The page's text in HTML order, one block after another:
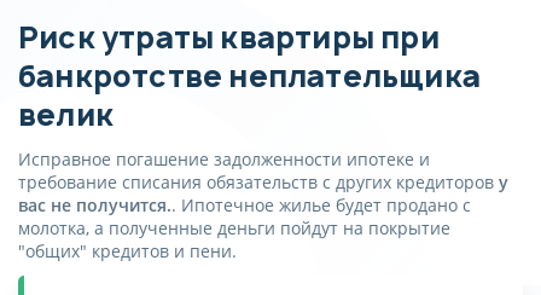
Риск утраты квартиры при
банкротстве неплательщика
велик
Исправное погашение задолженности ипотеке и
требование списания обязательств с других кредиторов у
вас не получится.. Ипотечное жилье будет продано с
молотка, а полученные деньги пойдут на покрытие
"общих" кредитов и пени.